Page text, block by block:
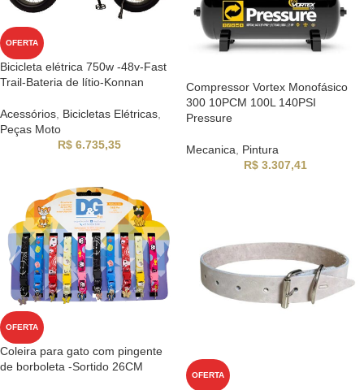
OFERTA
Bicicleta elétrica 750w -48v-Fast
Trail-Bateria de lítio-Konnan
Acessórios, Bicicletas Elétricas,
Peças Moto
R$6.735,35
Compressor Vortex Monofásico
300 10PCM 100L 140PSI
Pressure
Mecanica
Pintura
R$3.307,41
OFERTA
Coleira para gato com pingente
de borboleta -Sortido 26CM
OFERTA